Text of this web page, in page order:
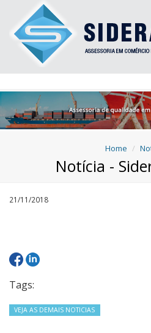
Home
Notícia -
21/11/2018
Tags:
VEJA AS DEMAIS NOTICIAS